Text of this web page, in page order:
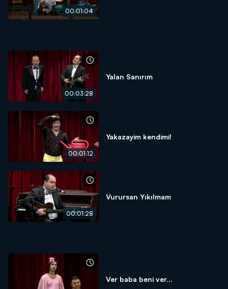
00:01:04
00:03:28
Yalan Sanırım
00:01:12
Yakazayim kendimi!
00:01:28
Vurursan Yıkılmam
Ver baba beni ver...